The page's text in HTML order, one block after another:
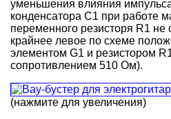
уменьшения влияния
конденсатора C1 при работе
переменного резисторя R1 не
крайнее левое по схеме
элементом G1 и резистором
сопротивлением 510 Ом).
(нажмите для увеличения)